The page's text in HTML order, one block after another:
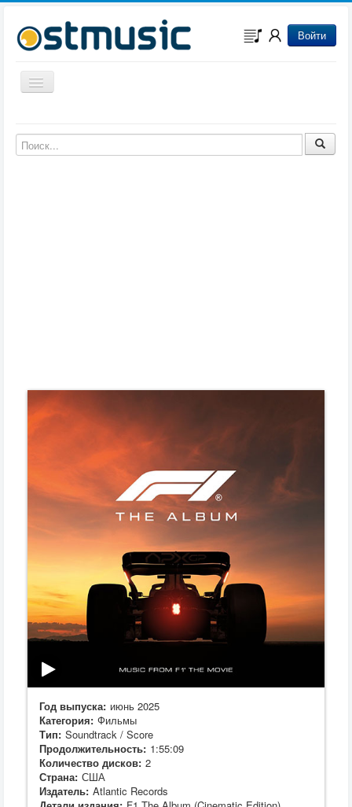
Войти
Включить/выключить навигацию
Музыка из мультфильмов
Музыка из сериалов
Год выпуска: июнь 2025
Категория: Фильмы
Тип: Soundtrack / Score
Продолжительность: 1:55:09
Количество дисков: 2
Страна: США
Издатель: Atlantic Records